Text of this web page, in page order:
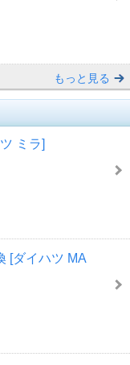
もっと見る
ミラ]
[ダイハツ MA